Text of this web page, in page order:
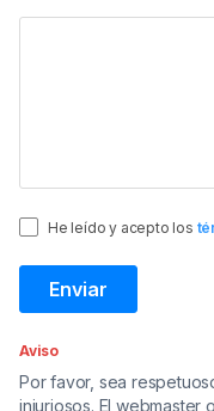
He leído y acepto los
Aviso
Por favor, sea
injuriosos. El webmaster